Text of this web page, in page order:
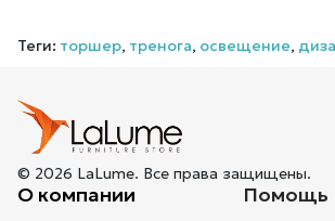
Теги: торшер, тренога, освещение,
© 2026 LaLume. Все права защищены.
О компании Помощь